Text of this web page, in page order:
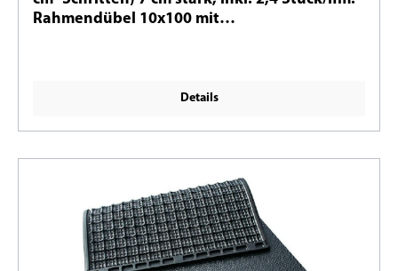
Rahmendübel 10x100 mit
Details